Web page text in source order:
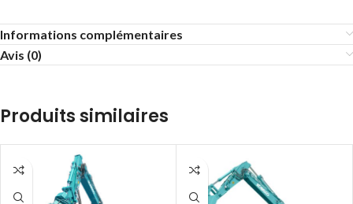
Informations complémentaires
Avis (0)
Produits similaires